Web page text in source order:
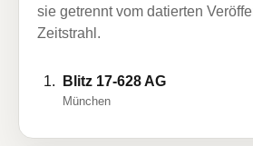
sie getrennt vom datierten
Zeitstrahl.
Blitz 17-628 AG
München